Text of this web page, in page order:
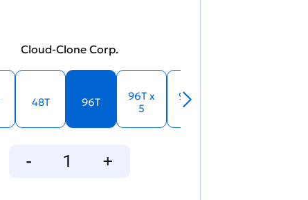
Cloud-Clone Corp.
48T 96T
96T x
5
96T x
10